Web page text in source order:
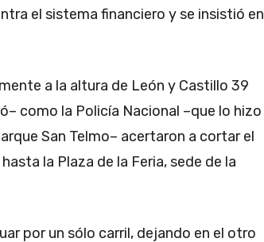
el sistema financiero y se insistió en
a la altura de León y Castillo 39
como la Policía Nacional –que lo hizo
San Telmo– acertaron a cortar el
la Plaza de la Feria, sede de la
por un sólo carril, dejando en el otro